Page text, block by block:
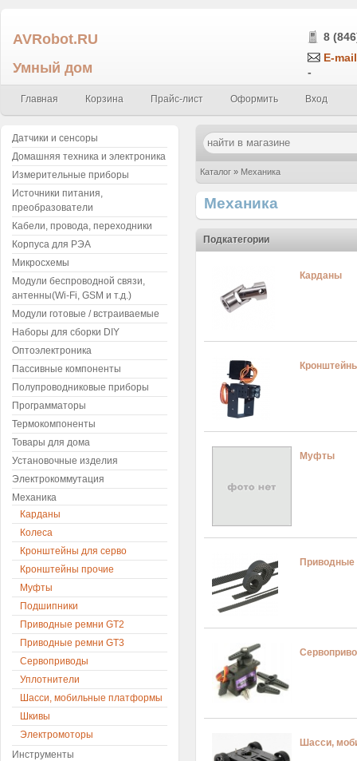
AVRobot.RU
Умный дом
8
E-
-
Главная Корзина Прайс-лист Оформить Вход
Каталог » Механика
Механика
Подкатегории
Карданы
Муфты
Приводные
Шасси,
Датчики и сенсоры
Домашняя техника и электроника
Измерительные приборы
Источники питания,
преобразователи
Кабели, провода, переходники
Корпуса для РЭА
Микросхемы
Модули беспроводной связи,
антенны(Wi-Fi, GSM и т.д.)
Модули готовые / встраиваемые
Наборы для сборки DIY
Оптоэлектроника
Пассивные компоненты
Полупроводниковые приборы
Программаторы
Термокомпоненты
Товары для дома
Установочные изделия
Электрокоммутация
Механика
Карданы
Колеса
Кронштейны для серво
Кронштейны прочие
Муфты
Подшипники
Приводные ремни GT2
Приводные ремни GT3
Сервоприводы
Уплотнители
Шасси, мобильные платформы
Шкивы
Электромоторы
Инструменты